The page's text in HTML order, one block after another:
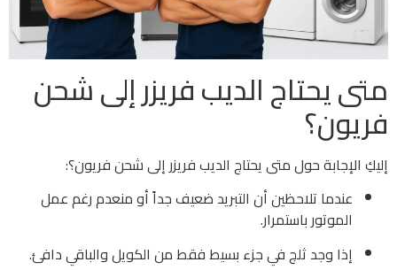
متى يحتاج الديب فريزر إلى شحن
فريون؟
إليكِ الإجابة حول متى يحتاج الديب فريزر إلى شحن فريون؟:
عندما تلاحظين أن التبريد ضعيف جداً أو منعدم رغم عمل
الموتور باستمرار.
إذا وجد ثلج في جزء بسيط فقط من الكويل والباقي دافئ.